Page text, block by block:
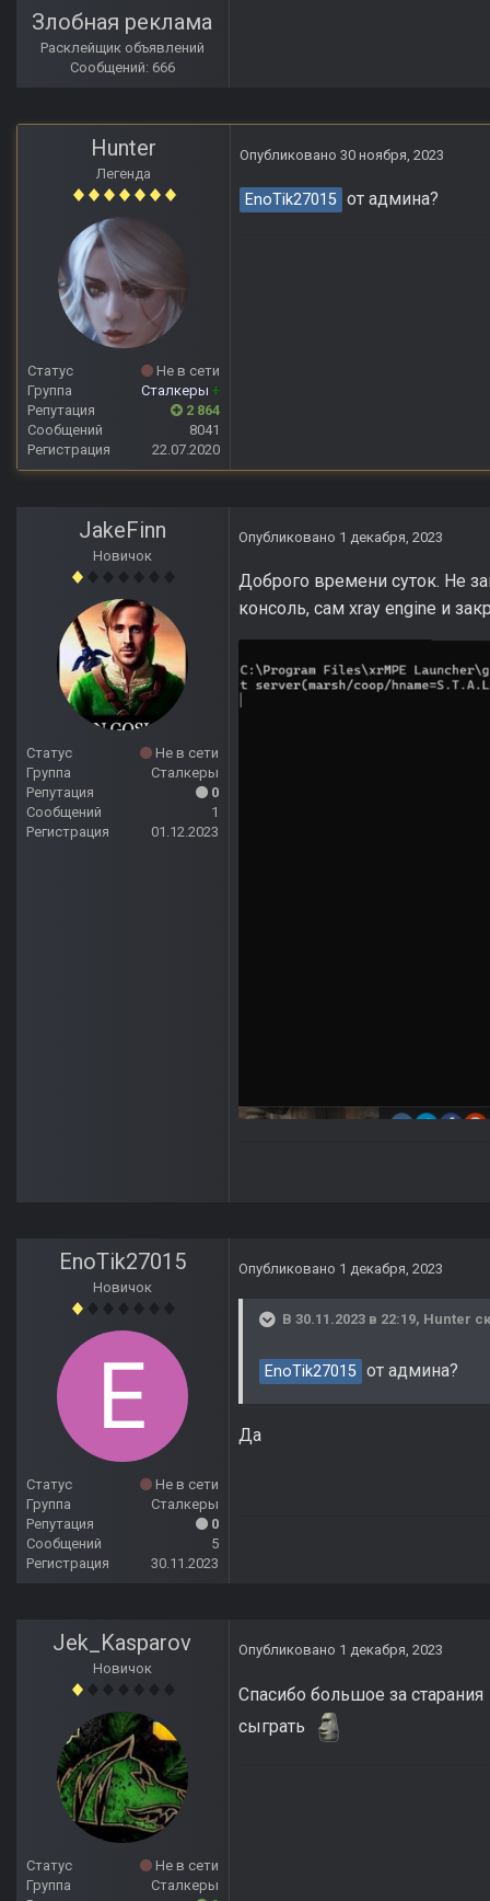
Злобная реклама
Расклейщик объявлений
Сообщений: 666
Hunter
Легенда
Статус
Не в сети
Группа
Сталкеры +
Репутация
2 864
Сообщений
8041
Регистрация
22.07.2020
Опубликовано 30 ноября, 2023
EnoTik27015 от админа?
JakeFinn
Новичок
Статус
Не в сети
Группа
Сталкеры
Репутация
0
Сообщений
1
Регистрация
01.12.2023
Опубликовано 1 декабря, 2023
Доброго времени суток. Не
консоль, сам xray engine и
EnoTik27015
Новичок
Статус
Не в сети
Группа
Сталкеры
Репутация
0
Сообщений
5
Регистрация
30.11.2023
Опубликовано 1 декабря, 2023
В 30.11.2023 в 22:19, Hunter
EnoTik27015 от админа?
Да
Jek_Kasparov
Новичок
Статус
Не в сети
Группа
Сталкеры
Опубликовано 1 декабря, 2023
Спасибо большое за
сыграть